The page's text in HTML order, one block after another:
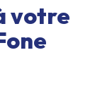
votre